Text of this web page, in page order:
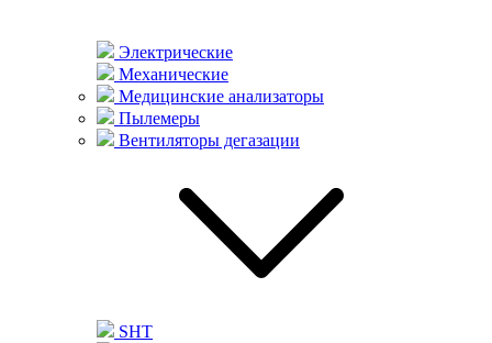
Электрические
Механические
Медицинские анализаторы
Пылемеры
Вентиляторы дегазации
SHT